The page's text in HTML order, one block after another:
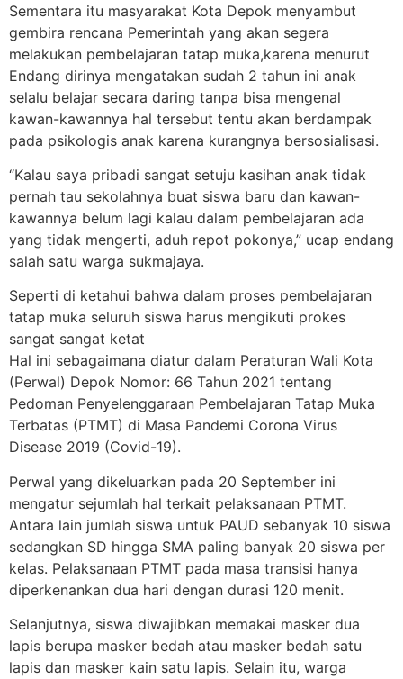
Sementara itu masyarakat Kota Depok menyambut
gembira rencana Pemerintah yang akan segera
melakukan pembelajaran tatap muka,karena menurut
Endang dirinya mengatakan sudah 2 tahun ini anak
selalu belajar secara daring tanpa bisa mengenal
kawan-kawannya hal tersebut tentu akan berdampak
pada psikologis anak karena kurangnya bersosialisasi.
“Kalau saya pribadi sangat setuju kasihan anak tidak
pernah tau sekolahnya buat siswa baru dan kawan-
kawannya belum lagi kalau dalam pembelajaran ada
yang tidak mengerti, aduh repot pokonya,” ucap endang
salah satu warga sukmajaya.
Seperti di ketahui bahwa dalam proses pembelajaran
tatap muka seluruh siswa harus mengikuti prokes
sangat sangat ketat
Hal ini sebagaimana diatur dalam Peraturan Wali Kota
(Perwal) Depok Nomor: 66 Tahun 2021 tentang
Pedoman Penyelenggaraan Pembelajaran Tatap Muka
Terbatas (PTMT) di Masa Pandemi Corona Virus
Disease 2019 (Covid-19).
Perwal yang dikeluarkan pada 20 September ini
mengatur sejumlah hal terkait pelaksanaan PTMT.
Antara lain jumlah siswa untuk PAUD sebanyak 10 siswa
sedangkan SD hingga SMA paling banyak 20 siswa per
kelas. Pelaksanaan PTMT pada masa transisi hanya
diperkenankan dua hari dengan durasi 120 menit.
Selanjutnya, siswa diwajibkan memakai masker dua
lapis berupa masker bedah atau masker bedah satu
lapis dan masker kain satu lapis. Selain itu, warga